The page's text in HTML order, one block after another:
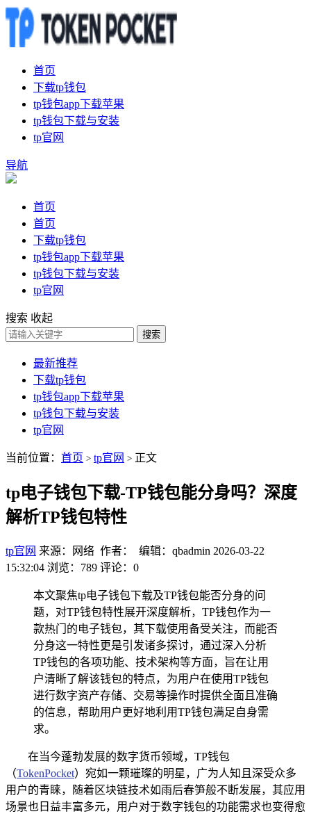
首页
下载tp钱包
tp钱包app下载苹果
tp钱包下载与安装
tp官网
导航
首页
首页
下载tp钱包
tp钱包app下载苹果
tp钱包下载与安装
tp官网
搜索 收起
搜索
最新推荐
下载tp钱包
tp钱包app下载苹果
tp钱包下载与安装
tp官网
当前位置： 首页 > tp官网 > 正文
tp电子钱包下载-TP钱包能分身吗？深度
解析TP钱包特性
tp官网 来源：网络 作者： 编辑：qbadmin 2026-03-22
15:32:04 浏览：789 评论：0
本文聚焦tp电子钱包下载及TP钱包能否分身的问
题，对TP钱包特性展开深度解析，TP钱包作为一
款热门的电子钱包，其下载使用备受关注，而能否
分身这一特性更是引发诸多探讨，通过深入分析
TP钱包的各项功能、技术架构等方面，旨在让用
户清晰了解该钱包的特点，为用户在使用TP钱包
进行数字资产存储、交易等操作时提供全面且准确
的信息，帮助用户更好地利用TP钱包满足自身需
求。
在当今蓬勃发展的数字货币领域，TP钱包
（TokenPocket）宛如一颗璀璨的明星，广为人知且深受众多
用户的青睐，随着区块链技术如雨后春笋般不断发展，其应用
场景也日益丰富多元，用户对于数字钱包的功能需求也变得愈